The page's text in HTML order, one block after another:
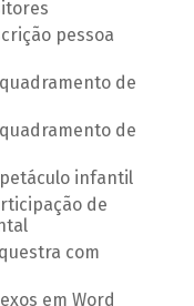
pessoa
de
de
infantil
de
com
em Word